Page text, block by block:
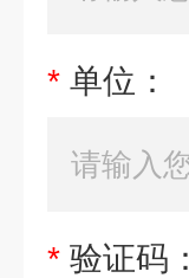
* 单位：
* 验证码：